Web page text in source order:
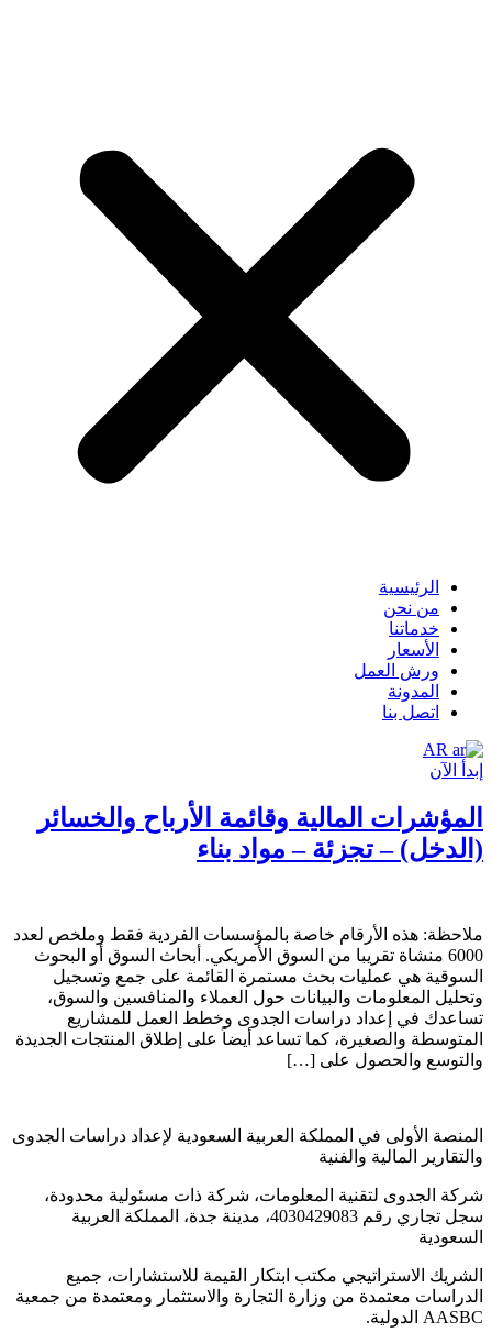
الرئيسية
من نحن
خدماتنا
الأسعار
ورش العمل
المدونة
اتصل بنا
AR
إبدأ الآن
المؤشرات المالية وقائمة الأرباح والخسائر
(الدخل) – تجزئة – مواد بناء
ملاحظة: هذه الأرقام خاصة بالمؤسسات الفردية فقط وملخص لعدد
6000 منشاة تقريبا من السوق الأمريكي. أبحاث السوق أو البحوث
السوقية هي عمليات بحث مستمرة القائمة على جمع وتسجيل
وتحليل المعلومات والبيانات حول العملاء والمنافسين والسوق،
تساعدك في إعداد دراسات الجدوى وخطط العمل للمشاريع
المتوسطة والصغيرة، كما تساعد أيضاً على إطلاق المنتجات الجديدة
والتوسع والحصول على […]
المنصة الأولى في المملكة العربية السعودية لإعداد دراسات الجدوى
والتقارير المالية والفنية
شركة الجدوى لتقنية المعلومات، شركة ذات مسئولية محدودة،
سجل تجاري رقم 4030429083، مدينة جدة، المملكة العربية
السعودية
الشريك الاستراتيجي مكتب ابتكار القيمة للاستشارات، جميع
الدراسات معتمدة من وزارة التجارة والاستثمار ومعتمدة من جمعية
AASBC الدولية.